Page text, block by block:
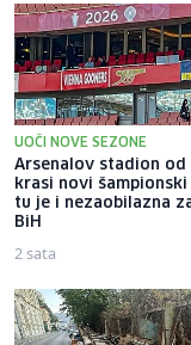
UOČI NOVE SEZONE
Arsenalov stadion od
krasi novi
tu je i nezaobilazna
BiH
2 sata